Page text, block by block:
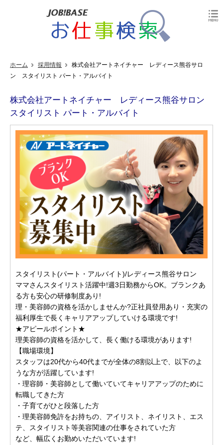
ホーム 採用情報
株式会社アートネイチャー レディース熊谷サロ
ン スタイリスト パート・アルバイト
株式会社アートネイチャー レディース熊谷サロン
スタイリスト パート・アルバイト
スタイリスト(パート・アルバイト)/レディース熊谷サロン
ママさんスタイリスト活躍中!週3日勤務からOK。ブランクあ
る方も安心の研修制度あり!
理・美容師の資格を活かしませんか?正社員登用あり・充実の
福利厚生で長くキャリアアップしていける環境です!
★アピールポイント★
理美容師の資格を活かして、長く働ける環境があります!
【職場環境】
スタッフは20代から40代までが全体の8割以上で、以下のよ
うな方が活躍しています!
・理容師・美容師として働いていてキャリアアップのために
転職してきた方
・子育てがひと段落した方
・理美容師免許をお持ちの、アイリスト、ネイリスト、エス
テ、スタイリスト等美容関連の仕事をされていた方
など、幅広くお勤めいただいています!